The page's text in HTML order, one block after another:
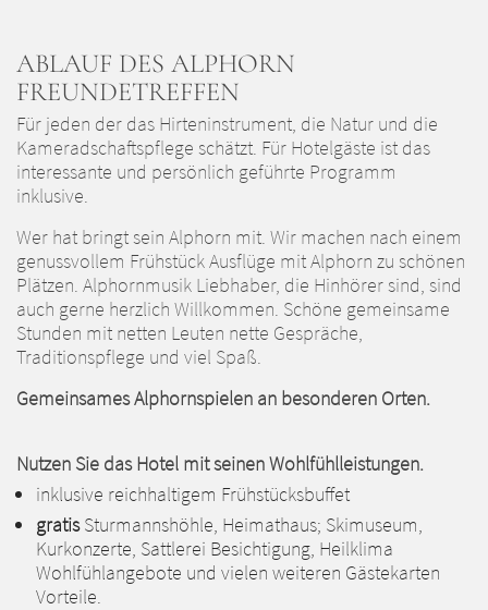
ABLAUF DES ALPHORN
FREUNDETREFFEN
Für jeden der das Hirteninstrument, die Natur und die
Kameradschaftspflege schätzt. Für Hotelgäste ist das
interessante und persönlich geführte Programm
inklusive.
Wer hat bringt sein Alphorn mit. Wir machen nach einem
genussvollem Frühstück Ausflüge mit Alphorn zu schönen
Plätzen. Alphornmusik Liebhaber, die Hinhörer sind, sind
auch gerne herzlich Willkommen. Schöne gemeinsame
Stunden mit netten Leuten nette Gespräche,
Traditionspflege und viel Spaß.
Gemeinsames Alphornspielen an besonderen Orten.
Nutzen Sie das Hotel mit seinen Wohlfühlleistungen.
inklusive reichhaltigem Frühstücksbuffet
gratisSturmannshöhle, Heimathaus; Skimuseum,
Kurkonzerte, Sattlerei Besichtigung, Heilklima
Wohlfühlangebote und vielen weiteren Gästekarten
Vorteile.